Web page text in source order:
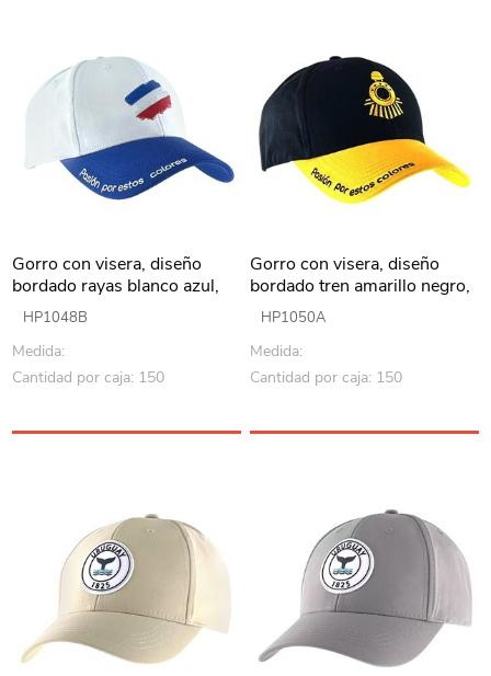
Gorro con visera, diseño
bordado rayas blanco azul,
Armoric
HP1048B
Medida:
Cantidad por caja: 150
Gorro con visera, diseño
bordado tren amarillo negro,
Armoric
HP1050A
Medida:
Cantidad por caja: 150